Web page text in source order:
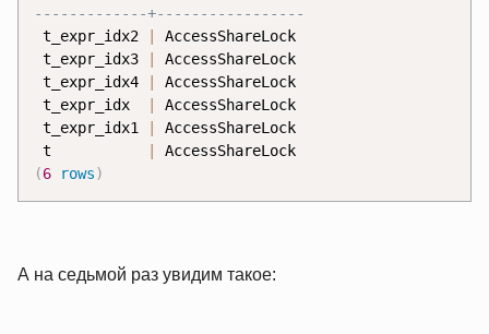
t_expr_idx2
AccessShareLock
t_expr_idx3
AccessShareLock
t_expr_idx4
AccessShareLock
t_expr_idx
AccessShareLock
t_expr_idx1
AccessShareLock
t
(6 rows)
А на седьмой раз увидим такое: